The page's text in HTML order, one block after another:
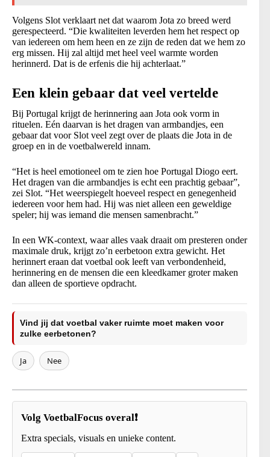
Volgens Slot verklaart net dat waarom Jota zo breed werd
gerespecteerd. “Die kwaliteiten leverden hem het respect op
van iedereen om hem heen en ze zijn de reden dat we hem zo
erg missen. Hij zal altijd met heel veel warmte worden
herinnerd. Dat is de erfenis die hij achterlaat.”
Een klein gebaar dat veel vertelde
Bij Portugal krijgt de herinnering aan Jota ook vorm in
rituelen. Eén daarvan is het dragen van armbandjes, een
gebaar dat voor Slot veel zegt over de plaats die Jota in de
groep en in de voetbalwereld innam.
“Het is heel emotioneel om te zien hoe Portugal Diogo eert.
Het dragen van die armbandjes is echt een prachtig gebaar”,
zei Slot. “Het weerspiegelt hoeveel respect en genegenheid
iedereen voor hem had. Hij was niet alleen een geweldige
speler; hij was iemand die mensen samenbracht.”
In een WK-context, waar alles vaak draait om presteren onder
maximale druk, krijgt zo’n eerbetoon extra gewicht. Het
herinnert eraan dat voetbal ook leeft van verbondenheid,
herinnering en de mensen die een kleedkamer groter maken
dan alleen de sportieve opdracht.
Vind jij dat voetbal vaker ruimte moet maken voor
zulke eerbetonen?
Ja Nee
Volg VoetbalFocus overal❗
Extra specials, visuals en unieke content.